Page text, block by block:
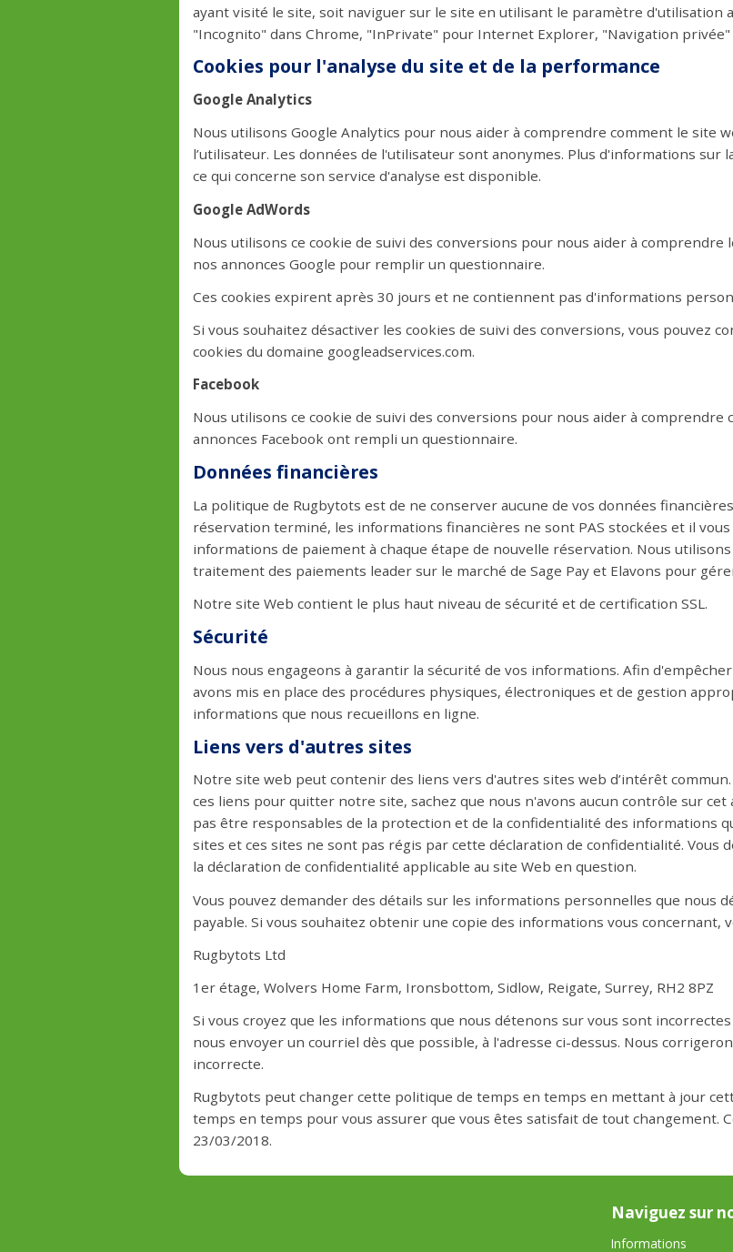
ayant visité le site, soit naviguer sur le site en utilisant le paramètre d'utilisation
"Incognito" dans Chrome, "InPrivate" pour Internet Explorer, "Navigation privée"
Cookies pour l'analyse du site et de la performance
Google Analytics
Nous utilisons Google Analytics pour nous aider à comprendre comment le site
l’utilisateur. Les données de l'utilisateur sont anonymes. Plus d'informations sur
ce qui concerne son service d'analyse est disponible.
Google AdWords
Nous utilisons ce cookie de suivi des conversions pour nous aider à
nos annonces Google pour remplir un questionnaire.
Ces cookies expirent après 30 jours et ne contiennent pas d'informations
Si vous souhaitez désactiver les cookies de suivi des conversions, vous pouvez
cookies du domaine googleadservices.com.
Facebook
Nous utilisons ce cookie de suivi des conversions pour nous aider à
annonces Facebook ont rempli un questionnaire.
Données financières
La politique de Rugbytots est de ne conserver aucune de vos données
réservation terminé, les informations financières ne sont PAS stockées et il
informations de paiement à chaque étape de nouvelle réservation. Nous
traitement des paiements leader sur le marché de Sage Pay et Elavons pour
Notre site Web contient le plus haut niveau de sécurité et de certification SSL.
Sécurité
Nous nous engageons à garantir la sécurité de vos informations. Afin
avons mis en place des procédures physiques, électroniques et de gestion
informations que nous recueillons en ligne.
Liens vers d'autres sites
Notre site web peut contenir des liens vers d'autres sites web d’intérêt
ces liens pour quitter notre site, sachez que nous n'avons aucun contrôle sur
pas être responsables de la protection et de la confidentialité des informations
sites et ces sites ne sont pas régis par cette déclaration de confidentialité. Vous
la déclaration de confidentialité applicable au site Web en question.
Vous pouvez demander des détails sur les informations personnelles que nous
payable. Si vous souhaitez obtenir une copie des informations vous concernant,
Rugbytots Ltd
1er étage, Wolvers Home Farm, Ironsbottom, Sidlow, Reigate, Surrey, RH2 8PZ
Si vous croyez que les informations que nous détenons sur vous sont
nous envoyer un courriel dès que possible, à l'adresse ci-dessus. Nous
incorrecte.
Rugbytots peut changer cette politique de temps en temps en mettant à jour
temps en temps pour vous assurer que vous êtes satisfait de tout changement.
23/03/2018.
Naviguez sur
Informations